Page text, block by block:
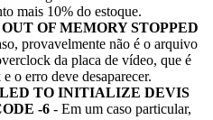
mais 10% do estoque.
OF MEMORY STOPPED
provavelmente não é o arquivo
da placa de vídeo, que é
o erro deve desaparecer.
TO INITIALIZE DEVIS
-6 - Em um caso particular,